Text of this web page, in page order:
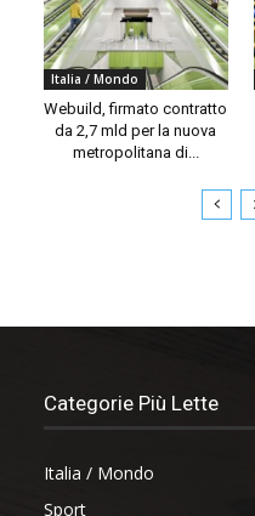
Italia / Mondo
Webuild, firmato contratto
da 2,7 mld per la nuova
metropolitana di...
Categorie Più Lette
Italia / Mondo
Sport